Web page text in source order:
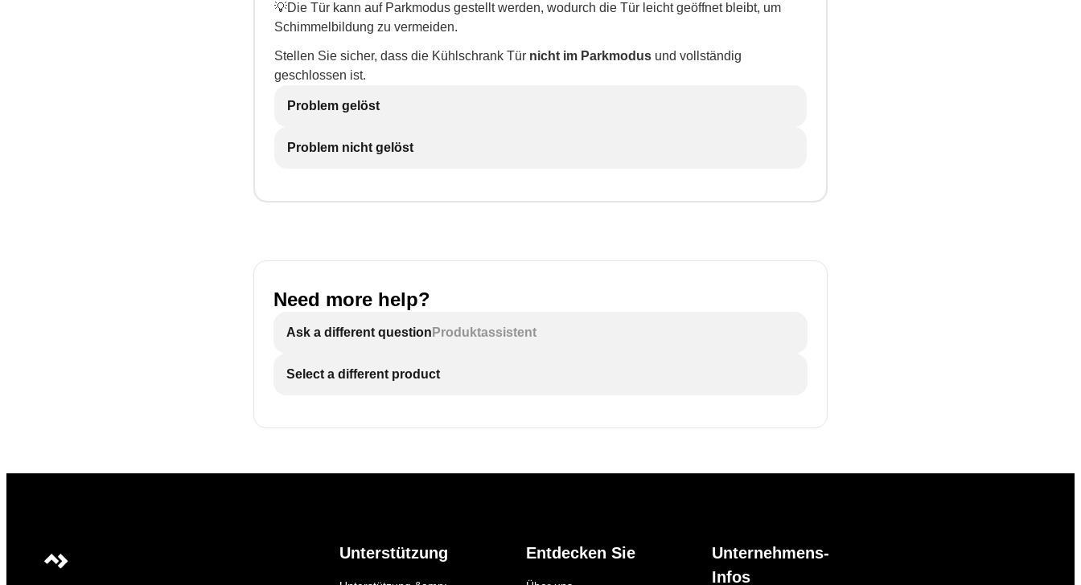
💡Die Tür kann auf Parkmodus gestellt werden, wodurch die Tür leicht geöffnet bleibt, um
Schimmelbildung zu vermeiden.
Stellen Sie sicher, dass die Kühlschrank Tür nicht im Parkmodus und vollständig
geschlossen ist.
Problem gelöst
Problem nicht gelöst
Need more help?
Ask a different question Produktassistent
Select a different product
Unterstützung Entdecken Sie
Unternehmens-
Infos